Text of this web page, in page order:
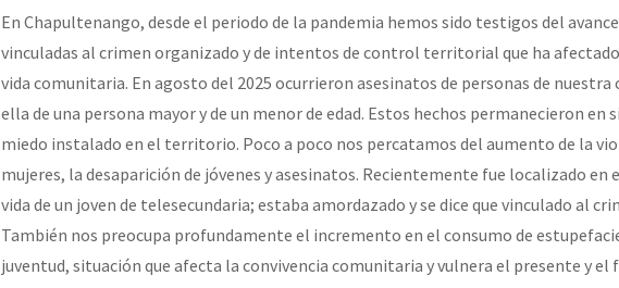
En Chapultenango, desde el periodo de la pandemia hemos sido testigos del
vinculadas al crimen organizado y de intentos de control territorial que ha
vida comunitaria. En agosto del 2025 ocurrieron asesinatos de personas de nuestra
ella de una persona mayor y de un menor de edad. Estos hechos permanecieron en
miedo instalado en el territorio. Poco a poco nos percatamos del aumento de la
mujeres, la desaparición de jóvenes y asesinatos. Recientemente fue localizado en
vida de un joven de telesecundaria; estaba amordazado y se dice que vinculado al
También nos preocupa profundamente el incremento en el consumo de
juventud, situación que afecta la convivencia comunitaria y vulnera el presente y el